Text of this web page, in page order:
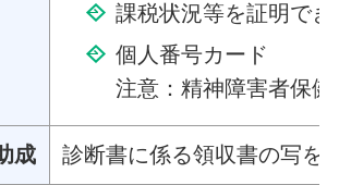
課税状況等を証明で
個人番号カード
注意：精神障害者保
成 診断書に係る領収書の写を